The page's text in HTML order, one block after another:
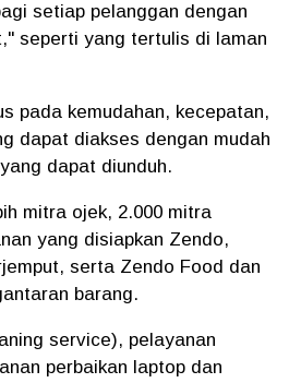
setiap pelanggan dengan
seperti yang tertulis di laman
pada kemudahan, kecepatan,
dapat diakses dengan mudah
dapat diunduh.
mitra ojek, 2.000 mitra
yang disiapkan Zendo,
serta Zendo Food dan
barang.
service), pelayanan
perbaikan laptop dan